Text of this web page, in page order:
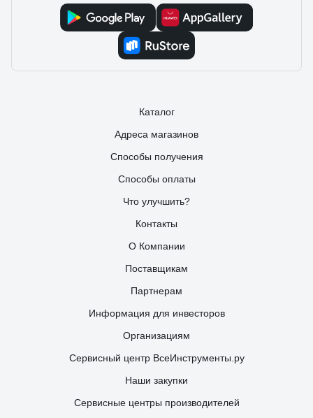
Каталог
Адреса магазинов
Способы получения
Способы оплаты
Что улучшить?
Контакты
О Компании
Поставщикам
Партнерам
Информация для инвесторов
Организациям
Сервисный центр ВсеИнструменты.ру
Наши закупки
Сервисные центры производителей